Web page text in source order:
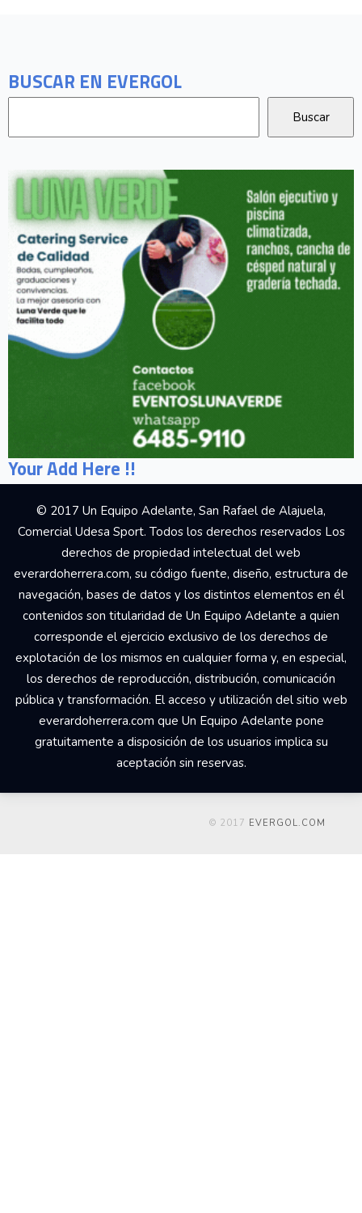
BUSCAR EN EVERGOL
Your Add Here !!
© 2017 Un Equipo Adelante, San Rafael de Alajuela,
Comercial Udesa Sport. Todos los derechos reservados Los
derechos de propiedad intelectual del web
everardoherrera.com, su código fuente, diseño, estructura de
navegación, bases de datos y los distintos elementos en él
contenidos son titularidad de Un Equipo Adelante a quien
corresponde el ejercicio exclusivo de los derechos de
explotación de los mismos en cualquier forma y, en especial,
los derechos de reproducción, distribución, comunicación
pública y transformación. El acceso y utilización del sitio web
everardoherrera.com que Un Equipo Adelante pone
gratuitamente a disposición de los usuarios implica su
aceptación sin reservas.
© 2017 EVERGOL.COM